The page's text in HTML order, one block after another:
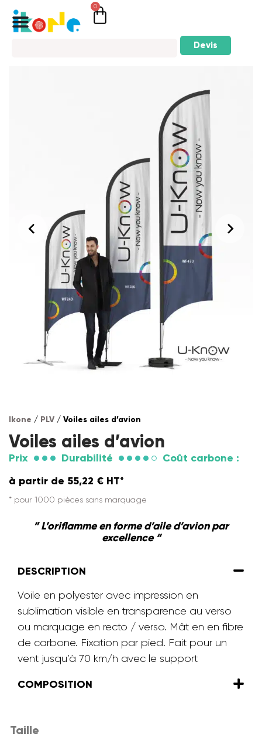
0
Devis
Ikone / PLV / Voiles ailes d’avion
Voiles ailes d’avion
Prix Durabilité
Coût carbone :
à partir de 55,22 € HT*
* pour 1000 pièces sans marquage
” L’oriflamme en forme d’aile d’avion par
excellence “
DESCRIPTION
Voile en polyester avec impression en
sublimation visible en transparence au verso
ou marquage en recto / verso. Mât en en fibre
de carbone. Fixation par pied. Fait pour un
vent jusqu’à 70 km/h avec le support
COMPOSITION
Taille